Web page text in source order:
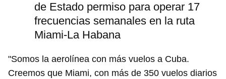
de Estado permiso para operar 17
frecuencias semanales en la ruta
Miami-La Habana
"Somos la aerolínea con más vuelos a Cuba.
Creemos que Miami, con más de 350 vuelos diarios